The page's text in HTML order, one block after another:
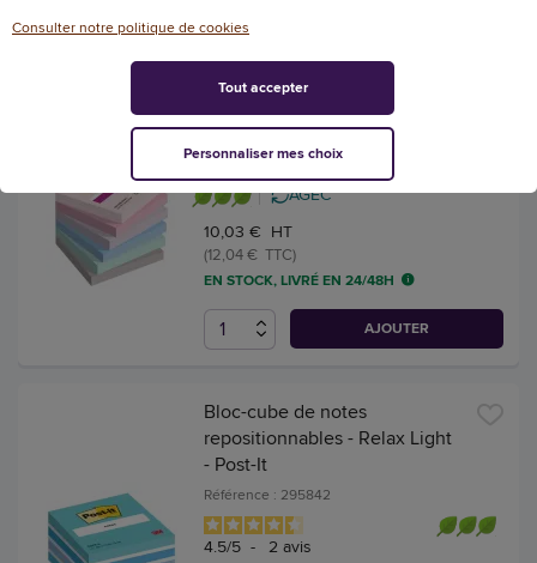
Notes repositionnables 76X76
90 feuilles CARNIVAL
Référence : 147561
AGEC
10,03 € HT
(12,04 € TTC)
EN STOCK, LIVRÉ EN 24/48H
AJOUTER
Bloc-cube de notes
repositionnables - Relax Light
- Post-It
Référence : 295842
4.5/5 - 2 avis
Consulter notre politique de cookies
Personnaliser mes choix
Tout accepter